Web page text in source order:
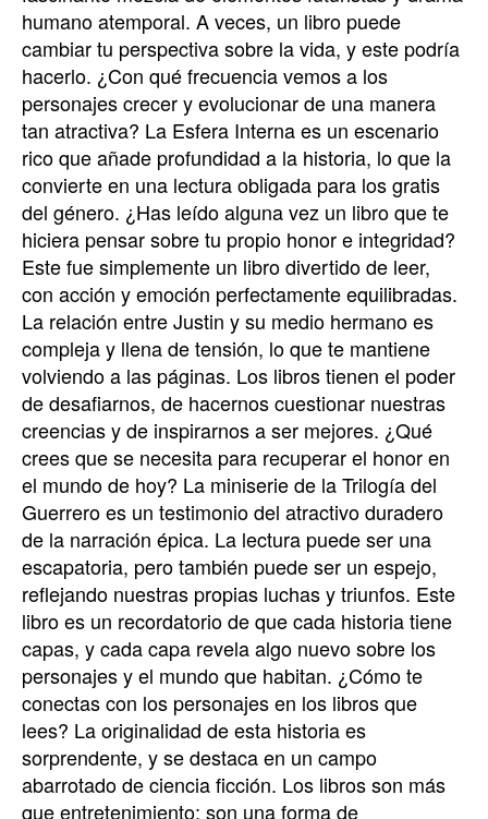
humano atemporal. A veces, un libro puede
cambiar tu perspectiva sobre la vida, y este podría
hacerlo. ¿Con qué frecuencia vemos a los
personajes crecer y evolucionar de una manera
tan atractiva? La Esfera Interna es un escenario
rico que añade profundidad a la historia, lo que la
convierte en una lectura obligada para los gratis
del género. ¿Has leído alguna vez un libro que te
hiciera pensar sobre tu propio honor e integridad?
Este fue simplemente un libro divertido de leer,
con acción y emoción perfectamente equilibradas.
La relación entre Justin y su medio hermano es
compleja y llena de tensión, lo que te mantiene
volviendo a las páginas. Los libros tienen el poder
de desafiarnos, de hacernos cuestionar nuestras
creencias y de inspirarnos a ser mejores. ¿Qué
crees que se necesita para recuperar el honor en
el mundo de hoy? La miniserie de la Trilogía del
Guerrero es un testimonio del atractivo duradero
de la narración épica. La lectura puede ser una
escapatoria, pero también puede ser un espejo,
reflejando nuestras propias luchas y triunfos. Este
libro es un recordatorio de que cada historia tiene
capas, y cada capa revela algo nuevo sobre los
personajes y el mundo que habitan. ¿Cómo te
conectas con los personajes en los libros que
lees? La originalidad de esta historia es
sorprendente, y se destaca en un campo
abarrotado de ciencia ficción. Los libros son más
que entretenimiento; son una forma de